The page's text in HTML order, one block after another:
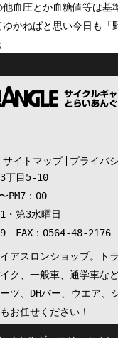
血圧とか血糖値等は基
かねばと思い今日も「
サイトマップ プライバ
丁目5-10
PM7：00
・第3水曜日
FAX：0564-48-2176
アスロンショップ。ト
ク、一般車、通学車な
ツ、DHバー、ウエア、
お任せください！